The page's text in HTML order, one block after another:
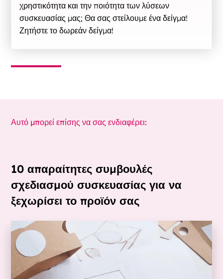
χρηστικότητα και την ποιότητα των λύσεων
συσκευασίας μας; Θα σας στείλουμε ένα δείγμα!
Ζητήστε το δωρεάν δείγμα!
Αυτό μπορεί επίσης να σας ενδιαφέρει:
10 απαραίτητες συμβουλές
σχεδιασμού συσκευασίας για να
ξεχωρίσει το προϊόν σας